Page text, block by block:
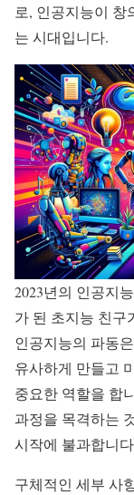
로, 인공지능이
는 시대입니다.
2023년의 인공지
가 된 초지능 친구
인공지능의 파동
유사하게 만들고
중요한 역할을 합
과정을 목격하는
시작에 불과합니
구체적인 세부 사